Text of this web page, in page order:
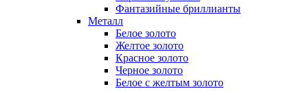
Фантазийные бриллианты
Металл
Белое золото
Желтое золото
Красное золото
Черное золото
Белое с желтым золото